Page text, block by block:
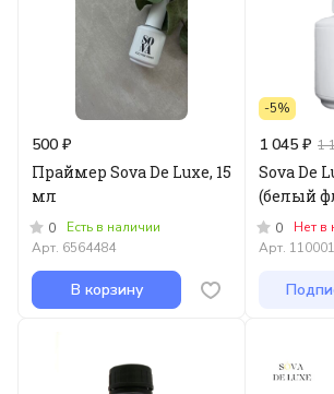
500 ₽
Праймер Sova De Luxe, 15
мл
0
Есть в наличии
Арт. 6564484
В корзину
-5%
1 045 ₽ 1
Sova De
(белый
0
Нет в
Арт.